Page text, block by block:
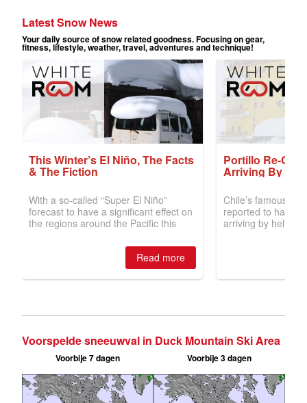
Voorspelde sneeuwval in Duck Mountain Ski Area
Voorbije 7 dagen Voorbije 3 dagen